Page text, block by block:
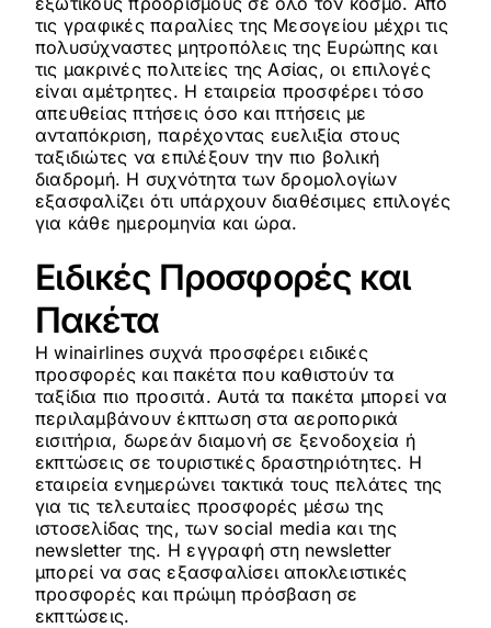
τις γραφικές παραλίες της Μεσογείου μέχρι τις
πολυσύχναστες μητροπόλεις της Ευρώπης και
τις μακρινές πολιτείες της Ασίας, οι επιλογές
είναι αμέτρητες. Η εταιρεία προσφέρει τόσο
απευθείας πτήσεις όσο και πτήσεις με
ανταπόκριση, παρέχοντας ευελιξία στους
ταξιδιώτες να επιλέξουν την πιο βολική
διαδρομή. Η συχνότητα των δρομολογίων
εξασφαλίζει ότι υπάρχουν διαθέσιμες επιλογές
για κάθε ημερομηνία και ώρα.
Ειδικές Προσφορές και
Πακέτα
Η winairlines συχνά προσφέρει ειδικές
προσφορές και πακέτα που καθιστούν τα
ταξίδια πιο προσιτά. Αυτά τα πακέτα μπορεί να
περιλαμβάνουν έκπτωση στα αεροπορικά
εισιτήρια, δωρεάν διαμονή σε ξενοδοχεία ή
εκπτώσεις σε τουριστικές δραστηριότητες. Η
εταιρεία ενημερώνει τακτικά τους πελάτες της
για τις τελευταίες προσφορές μέσω της
ιστοσελίδας της, των social media και της
newsletter της. Η εγγραφή στη newsletter
μπορεί να σας εξασφαλίσει αποκλειστικές
προσφορές και πρώιμη πρόσβαση σε
εκπτώσεις.